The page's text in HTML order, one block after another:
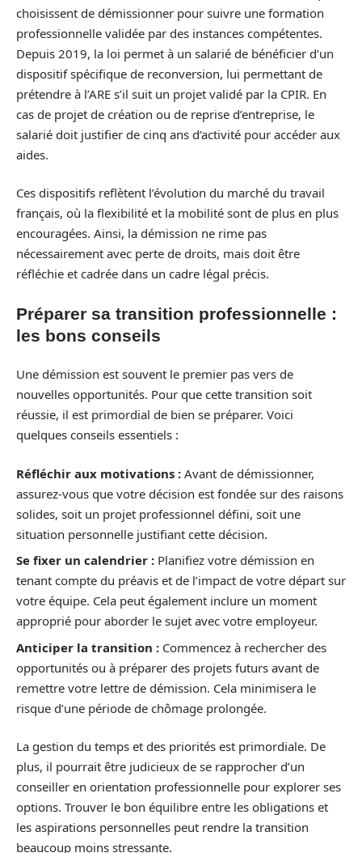
choisissent de démissionner pour suivre une formation
professionnelle validée par des instances compétentes.
Depuis 2019, la loi permet à un salarié de bénéficier d’un
dispositif spécifique de reconversion, lui permettant de
prétendre à l’ARE s’il suit un projet validé par la CPIR. En
cas de projet de création ou de reprise d’entreprise, le
salarié doit justifier de cinq ans d’activité pour accéder aux
aides.
Ces dispositifs reflètent l’évolution du marché du travail
français, où la flexibilité et la mobilité sont de plus en plus
encouragées. Ainsi, la démission ne rime pas
nécessairement avec perte de droits, mais doit être
réfléchie et cadrée dans un cadre légal précis.
Préparer sa transition professionnelle :
les bons conseils
Une démission est souvent le premier pas vers de
nouvelles opportunités. Pour que cette transition soit
réussie, il est primordial de bien se préparer. Voici
quelques conseils essentiels :
Réfléchir aux motivations : Avant de démissionner,
assurez-vous que votre décision est fondée sur des raisons
solides, soit un projet professionnel défini, soit une
situation personnelle justifiant cette décision.
Se fixer un calendrier : Planifiez votre démission en
tenant compte du préavis et de l’impact de votre départ sur
votre équipe. Cela peut également inclure un moment
approprié pour aborder le sujet avec votre employeur.
Anticiper la transition : Commencez à rechercher des
opportunités ou à préparer des projets futurs avant de
remettre votre lettre de démission. Cela minimisera le
risque d’une période de chômage prolongée.
La gestion du temps et des priorités est primordiale. De
plus, il pourrait être judicieux de se rapprocher d’un
conseiller en orientation professionnelle pour explorer ses
options. Trouver le bon équilibre entre les obligations et
les aspirations personnelles peut rendre la transition
beaucoup moins stressante.